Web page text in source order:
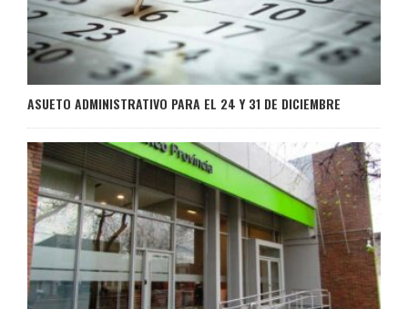
ASUETO ADMINISTRATIVO PARA EL 24 Y 31 DE DICIEMBRE